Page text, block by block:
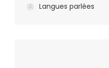
Langues parlées